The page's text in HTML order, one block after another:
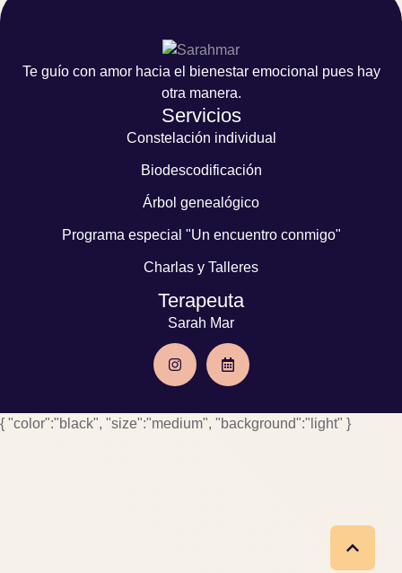
Te guío con amor hacia el bienestar emocional pues hay
otra manera.
Servicios
Constelación individual
Biodescodificación
Árbol genealógico
Programa especial "Un encuentro conmigo"
Charlas y Talleres
Terapeuta
Sarah Mar
{ "color":"black", "size":"medium", "background":"light" }